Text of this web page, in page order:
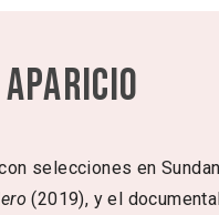
Aparicio
selecciones en
(2019), y el